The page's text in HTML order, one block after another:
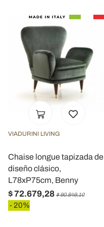
VIADURINI LIVING
Chaise longue tapizada de
diseño clásico,
L78xP75cm, Benny
$ 72.679,28 $ 90.849,10
- 20%